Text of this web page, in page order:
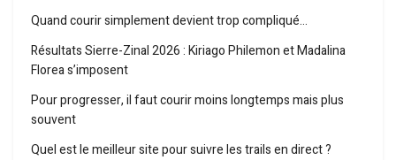
Quand courir simplement devient trop compliqué…
Résultats Sierre-Zinal 2026 : Kiriago Philemon et Madalina
Florea s’imposent
Pour progresser, il faut courir moins longtemps mais plus
souvent
Quel est le meilleur site pour suivre les trails en direct ?